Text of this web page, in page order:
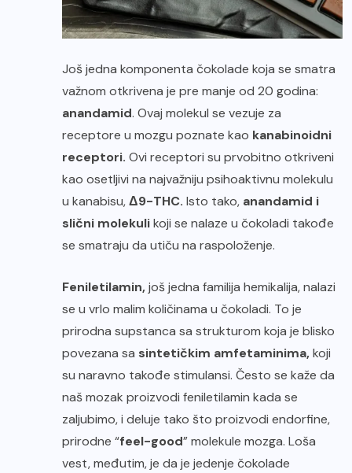
Još jedna komponenta čokolade koja se smatra
važnom otkrivena je pre manje od 20 godina:
anandamid. Ovaj molekul se vezuje za
receptore u mozgu poznate kao kanabinoidni
receptori. Ovi receptori su prvobitno otkriveni
kao osetljivi na najvažniju psihoaktivnu molekulu
u kanabisu,Δ9-THC. Isto tako, anandamid i
slični molekulikoji se nalaze u čokoladi takođe
se smatraju da utiču na raspoloženje.
Feniletilamin,još jedna familija hemikalija, nalazi
se u vrlo malim količinama u čokoladi. To je
prirodna supstanca sa strukturom koja je blisko
povezana sa sintetičkim amfetaminima,koji
su naravno takođe stimulansi. Često se kaže da
naš mozak proizvodi feniletilamin kada se
zaljubimo, i deluje tako što proizvodi endorfine,
prirodne “feel-good” molekule mozga. Loša
vest, međutim, je da je jedenje čokolade